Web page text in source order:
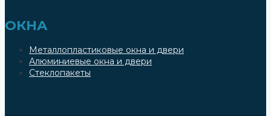
ОКНА
Металлопластиковые окна и двери
Алюминиевые окна и двери
Стеклопакеты